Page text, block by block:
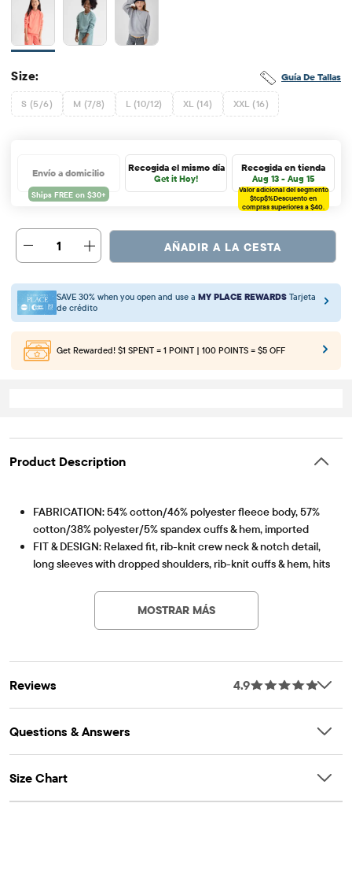
Guía De Tallas
Size:
S (5/6) M (7/8) L (10/12) XL (14) XXL (16)
Envío a domicilio Recogida el mismo día
Get it Hoy!
Recogida en tienda
Aug 13 - Aug 15
Valor adicional del segmento
$tcp$%Descuento en
compras superiores a $40.
1 AÑADIR A LA CESTA
SAVE 30% when you open and use a MY PLACE REWARDS Tarjeta
de crédito
Get Rewarded! $1 SPENT = 1 POINT | 100 POINTS = $5 OFF
Product Description
FABRICATION: 54% cotton/46% polyester fleece body, 57%
cotton/38% polyester/5% spandex cuffs & hem, imported
FIT & DESIGN: Relaxed fit, rib-knit crew neck & notch detail,
long sleeves with dropped shoulders, rib-knit cuffs & hem, hits
FEATURES: Heavier weight fleece with brushed interior for
added warmth, fabric finished for added softness & to reduce
shrinkage, garment dyed
MOSTRAR MÁS
Reviews 4.9
Questions & Answers
Size Chart